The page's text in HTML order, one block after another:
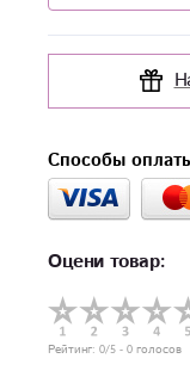
Способы
Оцени товар:
Рейтинг: 0/5 - 0 голосов